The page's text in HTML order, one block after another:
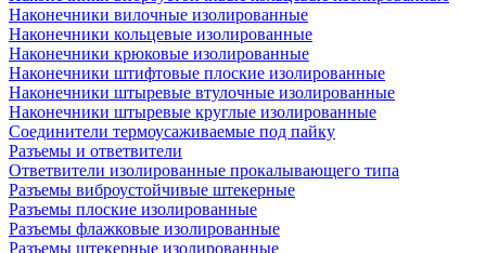
Наконечники вилочные изолированные
Наконечники кольцевые изолированные
Наконечники крюковые изолированные
Наконечники штифтовые плоские изолированные
Наконечники штыревые втулочные изолированные
Наконечники штыревые круглые изолированные
Соединители термоусаживаемые под пайку
Разъемы и ответвители
Ответвители изолированные прокалывающего типа
Разъемы виброустойчивые штекерные
Разъемы плоские изолированные
Разъемы флажковые изолированные
Разъемы штекерные изолированные